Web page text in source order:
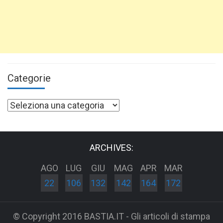
Categorie
Categorie
ARCHIVES:
AGO
22
LUG
106
GIU
132
MAG
142
APR
164
MAR
172
© Copyright 2016 BASTIA.IT - Gli articoli di stampa